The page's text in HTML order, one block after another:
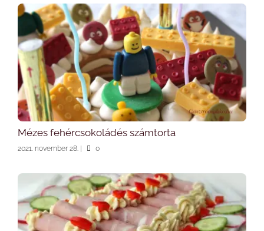
Mézes fehércsokoládés számtorta
2021. november 28. 0